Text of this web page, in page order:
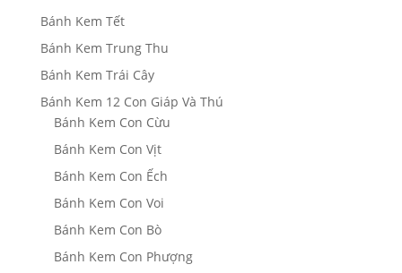
Bánh Kem Tết
Bánh Kem Trung Thu
Bánh Kem Trái Cây
Bánh Kem 12 Con Giáp Và Thú
Bánh Kem Con Cừu
Bánh Kem Con Vịt
Bánh Kem Con Ếch
Bánh Kem Con Voi
Bánh Kem Con Bò
Bánh Kem Con Phượng